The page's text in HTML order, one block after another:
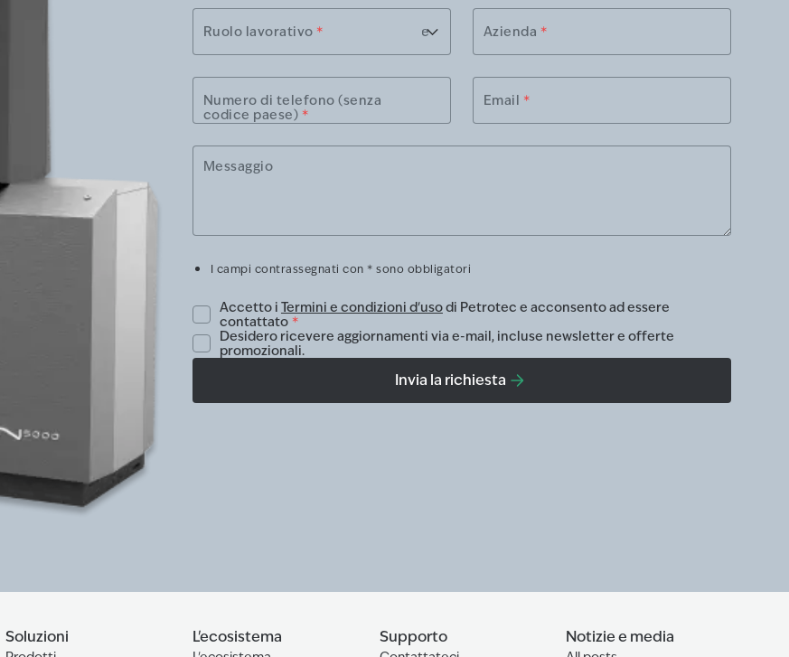
Ruolo lavorativo * Azienda *
Numero di telefono (senza
codice paese) *
Email *
Messaggio
I campi contrassegnati con * sono obbligatori
Accetto i Termini e condizioni d'usodi Petrotec e acconsento ad essere
contattato *
Desidero ricevere aggiornamenti via e-mail, incluse newsletter e offerte
promozionali.
Invia la richiesta
Soluzioni L'ecosistema Supporto Notizie e media